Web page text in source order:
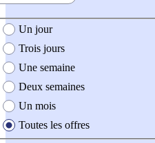
création de l'offre
Un jour
Trois jours
Une semaine
Deux semaines
Un mois
Toutes les offres